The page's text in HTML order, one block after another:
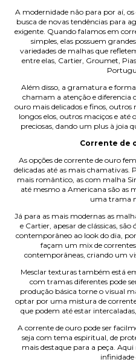
A modernidade não para por aí, os
busca de novas tendências para
exigente. Quando falamos em
simples, elas possuem
variedades de malhas que
entre elas, Cartier, Groumet,
Além disso, a gramatura e
chamam a atenção e diferencia
ouro mais delicados e finos, outros
longos elos, outros maciços e até
preciosas, dando um plus à joia
Corrente de
As opções de corrente de ouro
delicadas até as mais chamativas.
mais romântico, as com malha
até mesmo a Americana são as
uma trama
Já para as mais modernas as
e Cartier, apesar de clássicas,
contemporâneo ao look do dia,
façam um mix de correntes
contemporâneas, criando um
Mesclar texturas também está
com tramas diferentes pode
produção básica torne o visual
optar por uma mistura de
que podem até estar
A corrente de ouro pode ser
seja com tema espiritual, de
mais destaque para a peça.
infinidade